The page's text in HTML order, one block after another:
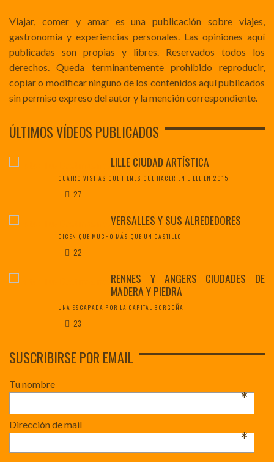
Viajar, comer y amar es una publicación sobre viajes,
gastronomía y experiencias personales. Las opiniones aquí
publicadas son propias y libres. Reservados todos los
derechos. Queda terminantemente prohibido reproducir,
copiar o modificar ninguno de los contenidos aquí publicados
sin permiso expreso del autor y la mención correspondiente.
ÚLTIMOS VÍDEOS PUBLICADOS
LILLE CIUDAD ARTÍSTICA
CUATRO VISITAS QUE TIENES QUE HACER EN LILLE EN 2015
27
VERSALLES Y SUS ALREDEDORES
DICEN QUE MUCHO MÁS QUE UN CASTILLO
22
RENNES Y ANGERS CIUDADES DE
MADERA Y PIEDRA
UNA ESCAPADA POR LA CAPITAL BORGOÑA
23
SUSCRIBIRSE POR EMAIL
Tu nombre
*
Dirección de mail
*